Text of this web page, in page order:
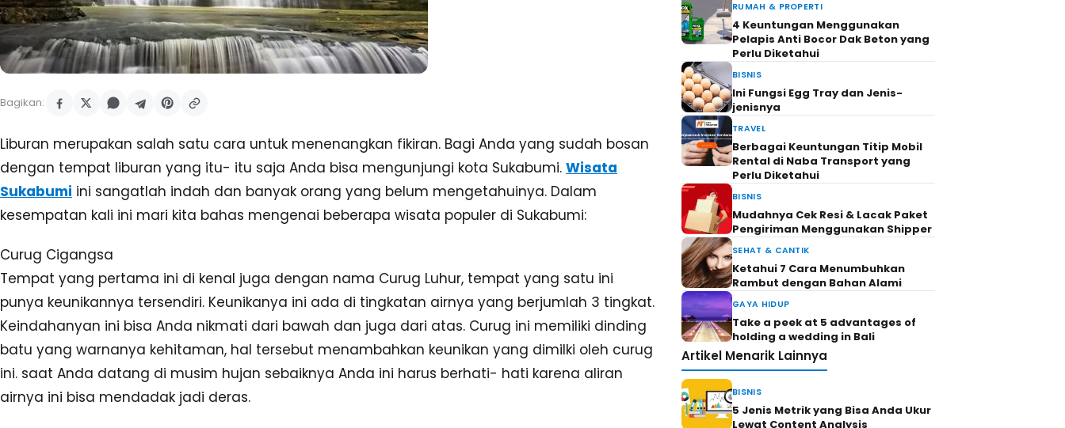
Bagikan:
Liburan merupakan salah satu cara untuk menenangkan fikiran. Bagi Anda yang sudah bosan
dengan tempat liburan yang itu- itu saja Anda bisa mengunjungi kota Sukabumi. Wisata
Sukabumi ini sangatlah indah dan banyak orang yang belum mengetahuinya. Dalam
kesempatan kali ini mari kita bahas mengenai beberapa wisata populer di Sukabumi:
Curug Cigangsa
Tempat yang pertama ini di kenal juga dengan nama Curug Luhur, tempat yang satu ini
punya keunikannya tersendiri. Keunikanya ini ada di tingkatan airnya yang berjumlah 3 tingkat.
Keindahanyan ini bisa Anda nikmati dari bawah dan juga dari atas. Curug ini memiliki dinding
batu yang warnanya kehitaman, hal tersebut menambahkan keunikan yang dimilki oleh curug
ini. saat Anda datang di musim hujan sebaiknya Anda ini harus berhati- hati karena aliran
airnya ini bisa mendadak jadi deras.
RUMAH & PROPERTI
4 Keuntungan Menggunakan
Pelapis Anti Bocor Dak Beton yang
Perlu Diketahui
BISNIS
Ini Fungsi Egg Tray dan Jenis-
jenisnya
TRAVEL
Berbagai Keuntungan Titip Mobil
Rental di Naba Transport yang
Perlu Diketahui
BISNIS
Mudahnya Cek Resi & Lacak Paket
Pengiriman Menggunakan Shipper
SEHAT & CANTIK
Ketahui 7 Cara Menumbuhkan
Rambut dengan Bahan Alami
GAYA HIDUP
Take a peek at 5 advantages of
holding a wedding in Bali
Artikel Menarik Lainnya
BISNIS
5 Jenis Metrik yang Bisa Anda Ukur
Lewat Content Analysis